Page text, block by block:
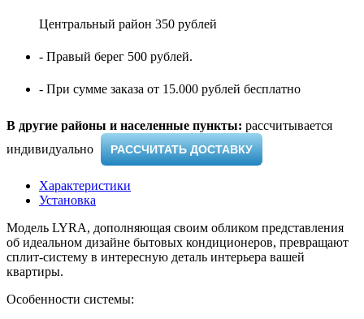
Центральный район 350 рублей
- Правый берег 500 рублей.
- При сумме заказа от 15.000 рублей бесплатно
В другие районы и населенные пункты: рассчитывается
индивидуально ​
РАССЧИТАТЬ ДОСТАВКУ
Характеристики
Установка
Модель LYRA, дополняющая своим обликом представления
об идеальном дизайне бытовых кондиционеров, превращают
сплит-систему в интересную деталь интерьера вашей
квартиры.
Особенности системы: